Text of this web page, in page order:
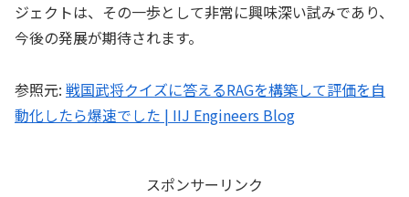
ジェクトは、その一歩として非常に興味深い試みであり、
今後の発展が期待されます。
参照元: 戦国武将クイズに答えるRAGを構築して評価を自
動化したら爆速でした | IIJ Engineers Blog
スポンサーリンク